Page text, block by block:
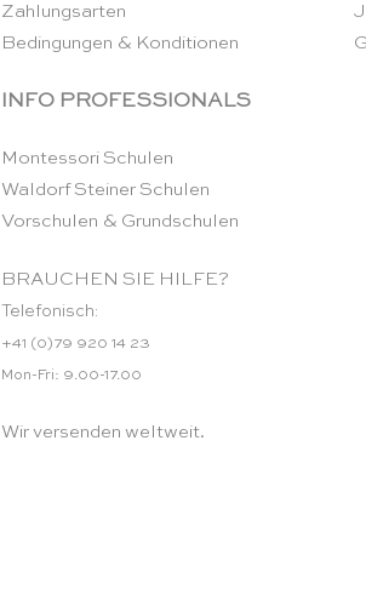
Zahlungsarten
Bedingungen & Konditionen
INFO PROFESSIONALS
Montessori Schulen
Waldorf Steiner Schulen
Vorschulen & Grundschulen
BRAUCHEN SIE HILFE?
Telefonisch:
+41 (0)79 920 14 23
Mon-Fri: 9.00-17.00
Wir versenden weltweit.